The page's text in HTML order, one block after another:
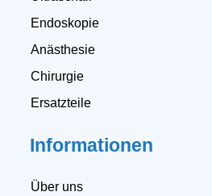
Endoskopie
Anästhesie
Chirurgie
Ersatzteile
Informationen
Über uns